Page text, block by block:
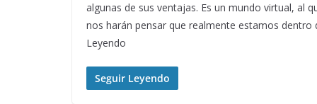
algunas de sus ventajas. Es un mundo virtual, al
nos harán pensar que realmente estamos
Leyendo
Seguir Leyendo